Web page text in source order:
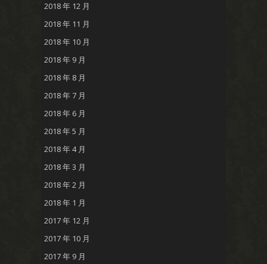
2018 年 12 月
2018 年 11 月
2018 年 10 月
2018 年 9 月
2018 年 8 月
2018 年 7 月
2018 年 6 月
2018 年 5 月
2018 年 4 月
2018 年 3 月
2018 年 2 月
2018 年 1 月
2017 年 12 月
2017 年 10 月
2017 年 9 月